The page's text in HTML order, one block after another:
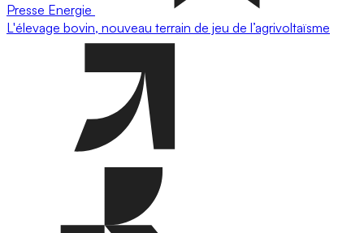
Presse Energie
L'élevage bovin, nouveau terrain de jeu de l’agrivoltaïsme